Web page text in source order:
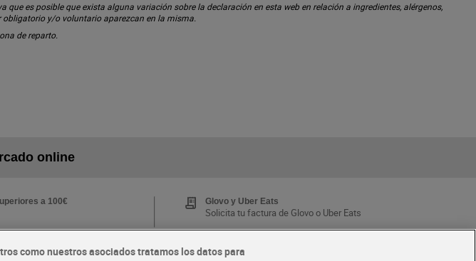
es posible que exista alguna variación sobre la declaración en esta web en relación a ingredientes, alérgenos,
y/o voluntario aparezcan en la misma.
de reparto.
online
a 100€ Glovo y Uber Eats
Solicita tu factura de Glovo o Uber Eats
como nuestros asociados tratamos los datos para